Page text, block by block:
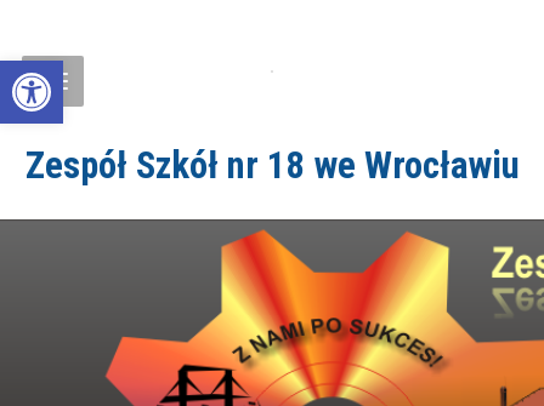
Open toolbar
Zespół Szkół nr 18 we Wrocławiu